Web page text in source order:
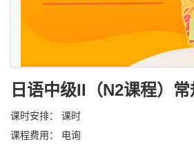
日语中级II（N2课程）
课时安排： 课时
课程费用： 电询